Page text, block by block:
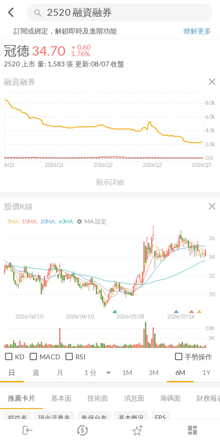
arrow_back_ios search
login dashboard
市場 登入
冠德 34.70+ 1.76%
訂閱或綁定，解鎖即時及進階功能
瞭解更多
冠德34.70 + 0.60
1.76%
2520 上市 量: 1,583 張 更新:08/07 收盤
融資融券 close
顯示詳細
2026Q1 2026Q2 2026Q2 2026Q3
0.0
2.0k
4.0k
6.0k
8.0k
股價K線 close
日 週 月 1M 3M 6M 1Y
2026/02/10 2026/04/10 2026/05/28 2026/07/16
30
32
34
36
5K
10K
5MA: 10MA: 20MA: 60MA: settings MA 設定
KD MACD RSI 手勢操作
推薦卡片 基本面 技術面 消息面 籌碼面 財務報
損益表 現金流量表 集保分布 基本概況 EPS